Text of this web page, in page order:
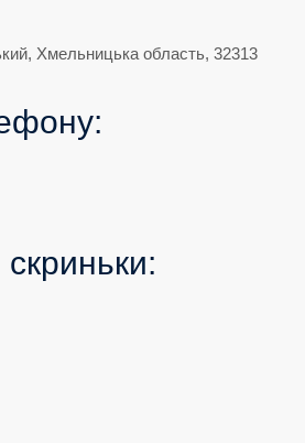
Хмельницька область, 32313